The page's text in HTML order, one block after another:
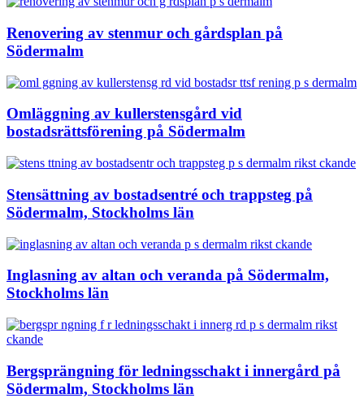
Renovering av stenmur och gårdsplan på
Södermalm
Omläggning av kullerstensgård vid
bostadsrättsförening på Södermalm
Stensättning av bostadsentré och trappsteg på
Södermalm, Stockholms län
Inglasning av altan och veranda på Södermalm,
Stockholms län
Bergsprängning för ledningsschakt i innergård på
Södermalm, Stockholms län